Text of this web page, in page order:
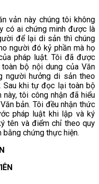
vản này chúng tôi không
có ai chứng minh được là
để lại di sản thì chúng
người đó kỷ phần mà họ
pháp luật. Tôi đã được
bộ nội dung của Văn
người hưởng di sản theo
Sau khi tự đọc lại toàn bộ
tôi công nhận đã hiểu
bản. Tôi đều nhận thức
pháp luật khi lập và ký
tên và điểm chỉ theo quy
chứng thực hiện.